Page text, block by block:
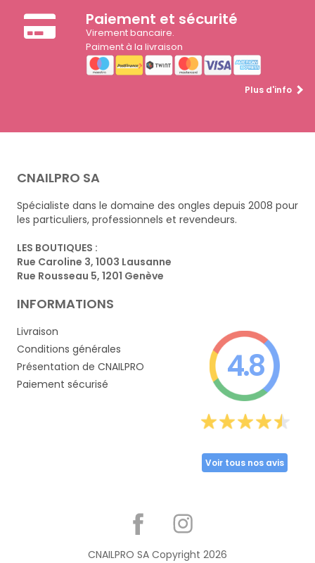
Paiement et sécurité
Virement bancaire.
Paiment à la livraison
Plus d'info
CNAILPRO SA
Spécialiste dans le domaine des ongles depuis 2008 pour
les particuliers, professionnels et revendeurs.
LES BOUTIQUES :
Rue Caroline 3, 1003 Lausanne
Rue Rousseau 5, 1201 Genève
INFORMATIONS
Livraison
Conditions générales
Présentation de CNAILPRO
Paiement sécurisé
4.8
Voir tous nos avis
CNAILPRO SA Copyright 2026